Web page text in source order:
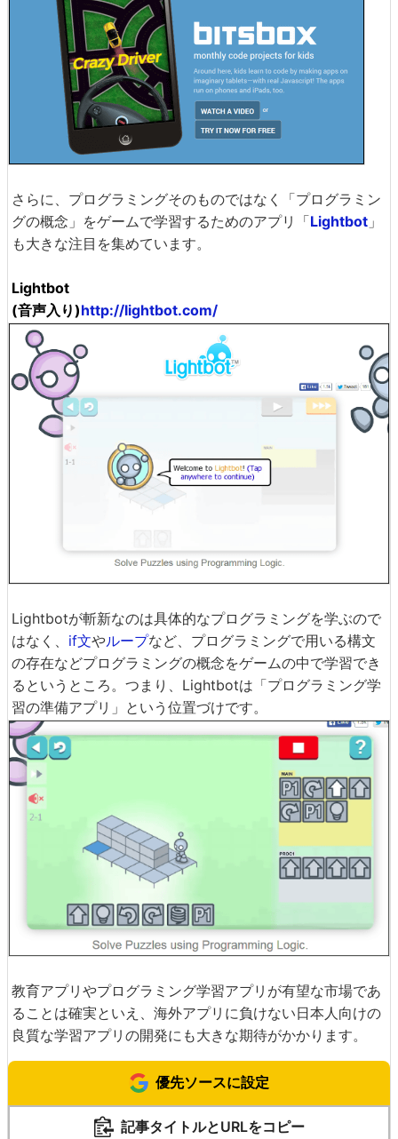
さらに、プログラミングそのものではなく「プログラミン
グの概念」をゲームで学習するためのアプリ「Lightbot 」
も大きな注目を集めています。
Lightbot
(音声入り)http://lightbot.com/
Lightbotが斬新なのは具体的なプログラミングを学ぶので
はなく、 if文やループなど、プログラミングで用いる構文
の存在などプログラミングの概念をゲームの中で学習でき
るというところ。つまり、Lightbotは「プログラミング学
習の準備アプリ」という位置づけです。
教育アプリやプログラミング学習アプリが有望な市場であ
ることは確実といえ、海外アプリに負けない日本人向けの
良質な学習アプリの開発にも大きな期待がかかります。
優先ソースに設定
記事タイトルとURLをコピー